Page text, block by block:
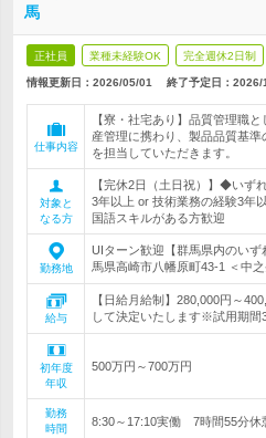
馬
正社員 業種未経験OK 完全週休2日制
情報更新日：2026/05/01 終了予定日： 2026/
仕事内容
【寮・社宅あり】品質管理職
産管理に携わり、製品品質基
を担当していただきます。
対象と
なる方
【完休2日（土日祝）】◆いず
3年以上 or 技術業務の経験3年
国語スキルがある方歓迎
勤務地
UIターン歓迎【群馬県内のい
馬県高崎市八幡原町43-1 ＜中之
給与
【日給月給制】280,000円～
して決定いたします※試用期間
初年度
年収
500万円～700万円
勤務
時間
8:30～17:10実働 7時間55分